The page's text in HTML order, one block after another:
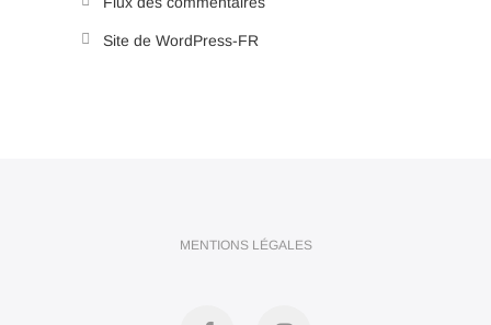
Site de WordPress-FR
MENTIONS LÉGALES